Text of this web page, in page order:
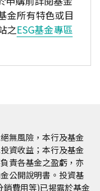
金所有特色或目
之ESG基金專區
無風險，本行及基金
資收益；本行及基金
責各基金之盈虧，亦
公開說明書。投資基
費用等)已揭露於基金